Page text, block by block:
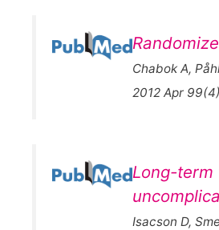
Chabok A,
2012 Apr
Long-term
Isacson D,